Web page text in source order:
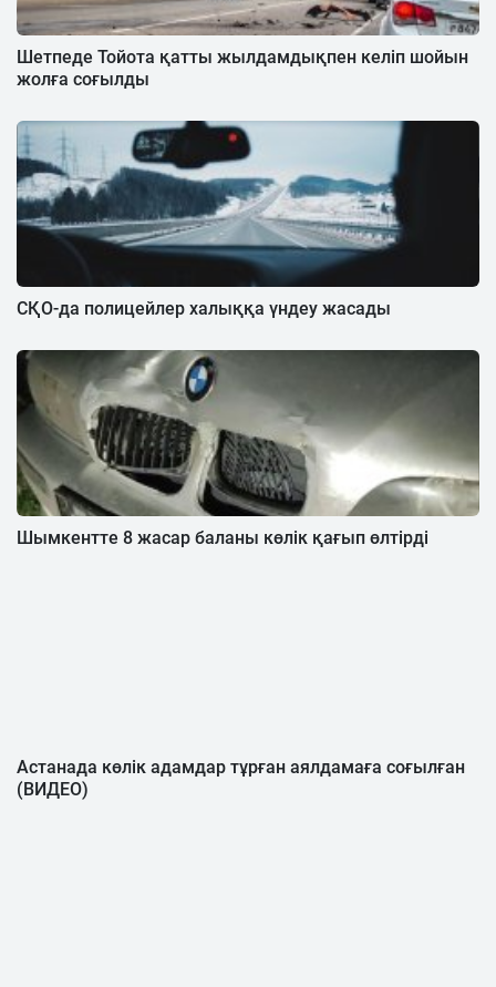
Шетпеде Тойота қатты жылдамдықпен келіп шойын
жолға соғылды
СҚО-да полицейлер халыққа үндеу жасады
Шымкентте 8 жасар баланы көлік қағып өлтірді
Астанада көлік адамдар тұрған аялдамаға соғылған
(ВИДЕО)